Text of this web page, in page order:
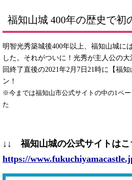
福知山城 400年の歴史で初
明智光秀築城後400年以上、福知山城に
した。それがついに！光秀が主人公の
回終了直後の2021年2月7日21時に【福
ン！
※今までは福知山市公式サイトの中の1ペ
た
↓↓ 福知山城の公式サイトは
https://